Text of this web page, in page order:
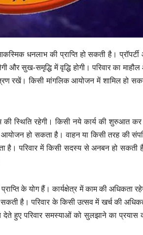
धनलाभ की प्राप्ति हो सकती है।
और सुख-समृद्धि में वृद्धि होगी। परिवार का
रखें। किसी मांगलिक आयोजन में शामिल हो
स्थिति रहेगी। किसी नये कार्य की शुरुआत
हो सकता है। वाहन या किसी तरह की
परिवार में किसी सदस्य से अनबन हो सकती
के योग हैं। कार्यक्षेत्र में काम की अधिकता
है। परिवार के किसी उत्सव में खर्च की
हुए परिवार समस्याओं को सुलझाने का प्रयास